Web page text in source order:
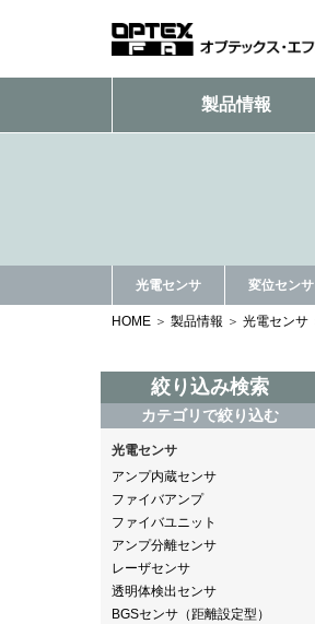
製品情報
光電センサ 変位センサ
HOME 製品情報 光電センサ
絞り込み検索
カテゴリで絞り込む
光電センサ
アンプ内蔵センサ
ファイバアンプ
ファイバユニット
アンプ分離センサ
レーザセンサ
透明体検出センサ
BGSセンサ（距離設定型）